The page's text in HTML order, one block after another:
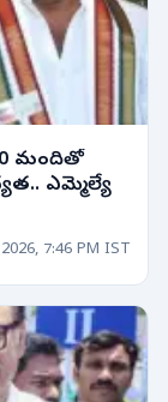
మందితో
ఎమ్మెల్యే
7:46 PM IST